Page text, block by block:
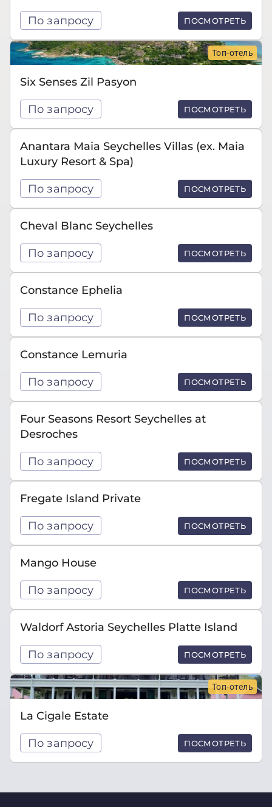
По запросу ПОСМОТРЕТЬ
Топ-отель
Six Senses Zil Pasyon
По запросу ПОСМОТРЕТЬ
Anantara Maia Seychelles Villas (ex. Maia
Luxury Resort & Spa)
По запросу ПОСМОТРЕТЬ
Cheval Blanc Seychelles
По запросу ПОСМОТРЕТЬ
Constance Ephelia
По запросу ПОСМОТРЕТЬ
Constance Lemuria
По запросу ПОСМОТРЕТЬ
Four Seasons Resort Seychelles at
Desroches
По запросу ПОСМОТРЕТЬ
Fregate Island Private
По запросу ПОСМОТРЕТЬ
Mango House
По запросу ПОСМОТРЕТЬ
Waldorf Astoria Seychelles Platte Island
По запросу ПОСМОТРЕТЬ
Топ-отель
La Cigale Estate
По запросу ПОСМОТРЕТЬ